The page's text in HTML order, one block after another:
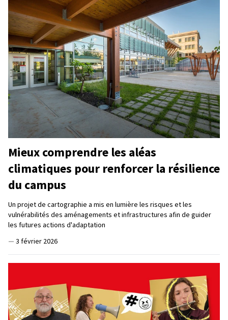
Mieux comprendre les aléas
climatiques pour renforcer la résilience
du campus
Un projet de cartographie a mis en lumière les risques et les
vulnérabilités des aménagements et infrastructures afin de guider
les futures actions d'adaptation
— 3 février 2026